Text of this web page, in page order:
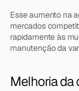
Esse aumento na
mercados
rapidamente às
manutenção da
Melhoria da